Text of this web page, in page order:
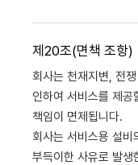
제20조(면책 조항)
회사는 천재지변, 전
인하여 서비스를 제
책임이 면제됩니다.
회사는 서비스용 설
부득이한 사유로 발생